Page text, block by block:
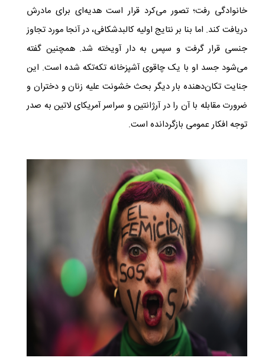
خانوادگی رفت؛ تصور می‌کرد قرار است هدیه‌ای برای مادرش
دریافت کند. اما بنا بر نتایج اولیه کالبدشکافی، در آنجا مورد تجاوز
جنسی قرار گرفت و سپس به دار آویخته شد. همچنین گفته
می‌شود جسد او با یک چاقوی آشپزخانه تکه‌تکه شده است. این
جنایت تکان‌دهنده بار دیگر بحث خشونت علیه زنان و دختران و
ضرورت مقابله با آن را در آرژانتین و سراسر آمریکای لاتین به صدر
توجه افکار عمومی بازگردانده است.